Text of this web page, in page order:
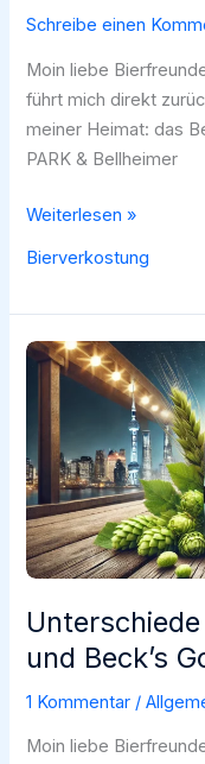
Schreibe einen
Moin liebe
führt mich direkt
meiner Heimat: das
PARK & Bellheimer
Bellheimer
Wie
schmeckt
der
Pfälzer
Klassiker?
Weiterlesen »
Bierverkostung
und Beck’s
1 Kommentar /
Moin liebe